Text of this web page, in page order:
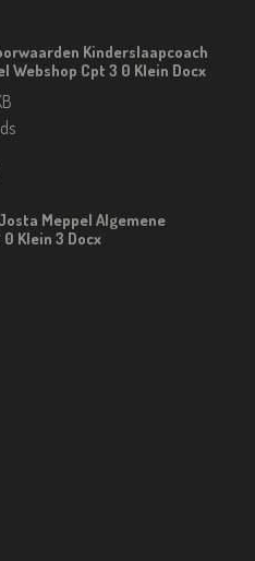
Kinderslaapcoach
Webshop Cpt 3 0 Klein Docx
Meppel Algemene
Klein 3 Docx